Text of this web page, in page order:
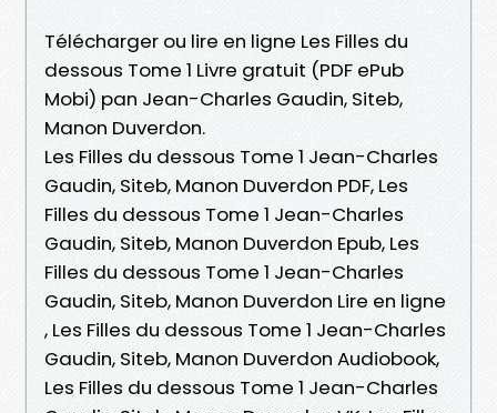
Télécharger ou lire en ligne Les Filles du
dessous Tome 1 Livre gratuit (PDF ePub
Mobi) pan Jean-Charles Gaudin, Siteb,
Manon Duverdon.
Les Filles du dessous Tome 1 Jean-Charles
Gaudin, Siteb, Manon Duverdon PDF, Les
Filles du dessous Tome 1 Jean-Charles
Gaudin, Siteb, Manon Duverdon Epub, Les
Filles du dessous Tome 1 Jean-Charles
Gaudin, Siteb, Manon Duverdon Lire en ligne
, Les Filles du dessous Tome 1 Jean-Charles
Gaudin, Siteb, Manon Duverdon Audiobook,
Les Filles du dessous Tome 1 Jean-Charles